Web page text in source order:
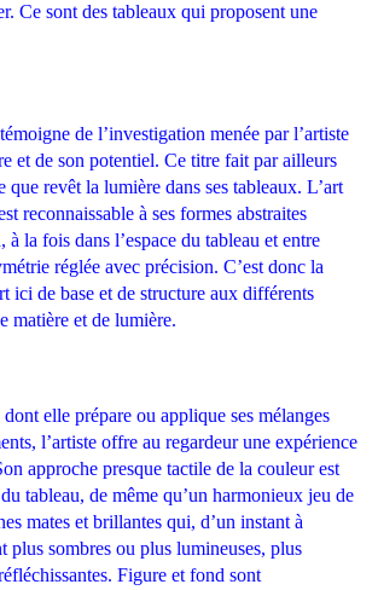
Ce sont des tableaux qui proposent une
de l’investigation menée par l’artiste
et de son potentiel. Ce titre fait par ailleurs
que revêt la lumière dans ses tableaux. L’art
reconnaissable à ses formes abstraites
à la fois dans l’espace du tableau et entre
réglée avec précision. C’est donc la
ici de base et de structure aux différents
matière et de lumière.
dont elle prépare ou applique ses mélanges
l’artiste offre au regardeur une expérience
approche presque tactile de la couleur est
tableau, de même qu’un harmonieux jeu de
mates et brillantes qui, d’un instant à
plus sombres ou plus lumineuses, plus
Figure et fond sont